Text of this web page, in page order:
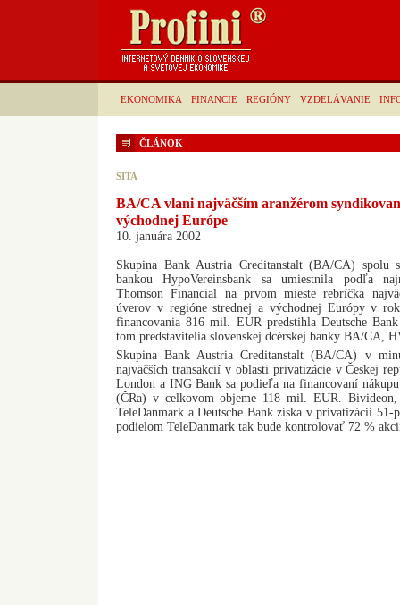
EKONOMIKA FINANCIE REGIÓNY VZDELÁVANIE
ČLÁNOK
SITA
BA/CA vlani najväčším aranžérom
východnej Európe
10. januára 2002
Skupina Bank Austria Creditanstalt (BA/CA) spolu
bankou HypoVereinsbank sa umiestnila podľa
Thomson Financial na prvom mieste rebríčka
úverov v regióne strednej a východnej Európy v
financovania 816 mil. EUR predstihla Deutsche
tom predstavitelia slovenskej dcérskej banky BA/CA,
Skupina Bank Austria Creditanstalt (BA/CA) v
najväčších transakcií v oblasti privatizácie v Českej
London a ING Bank sa podieľa na financovaní
(ČRa) v celkovom objeme 118 mil. EUR.
TeleDanmark a Deutsche Bank získa v privatizácii 51-
podielom TeleDanmark tak bude kontrolovať 72 %